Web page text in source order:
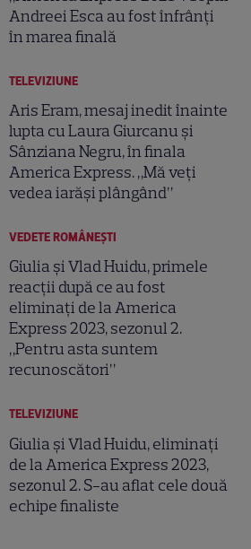
Andreei Esca au fost înfrânți
în marea finală
TELEVIZIUNE
Aris Eram, mesaj inedit înainte
lupta cu Laura Giurcanu și
Sânziana Negru, în finala
America Express. „Mă veți
vedea iarăși plângând”
VEDETE ROMÂNEŞTI
Giulia și Vlad Huidu, primele
reacții după ce au fost
eliminați de la America
Express 2023, sezonul 2.
„Pentru asta suntem
recunoscători”
TELEVIZIUNE
Giulia și Vlad Huidu, eliminați
de la America Express 2023,
sezonul 2. S-au aflat cele două
echipe finaliste